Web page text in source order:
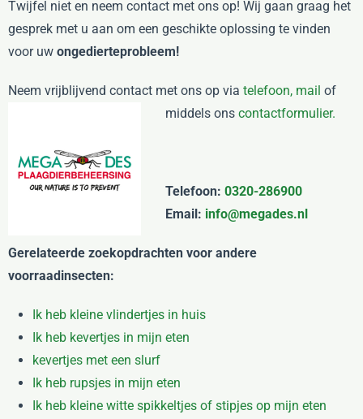
Twijfel niet en neem contact met ons op! Wij gaan graag het
gesprek met u aan om een geschikte oplossing te vinden
voor uw ongedierteprobleem!
Neem vrijblijvend contact met ons op via telefoon, mail of
middels ons contactformulier.
Telefoon: 0320-286900
Email: info@megades.nl
Gerelateerde zoekopdrachten voor andere
voorraadinsecten:
Ik heb kleine vlindertjes in huis
Ik heb kevertjes in mijn eten
kevertjes met een slurf
Ik heb rupsjes in mijn eten
Ik heb kleine witte spikkeltjes of stipjes op mijn eten